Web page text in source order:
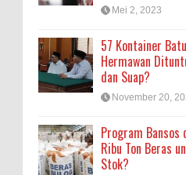
Mei 2, 2023
57 Kontainer
Hermawan
dan Suap?
November 20,
Program
Ribu Ton Beras
Stok?